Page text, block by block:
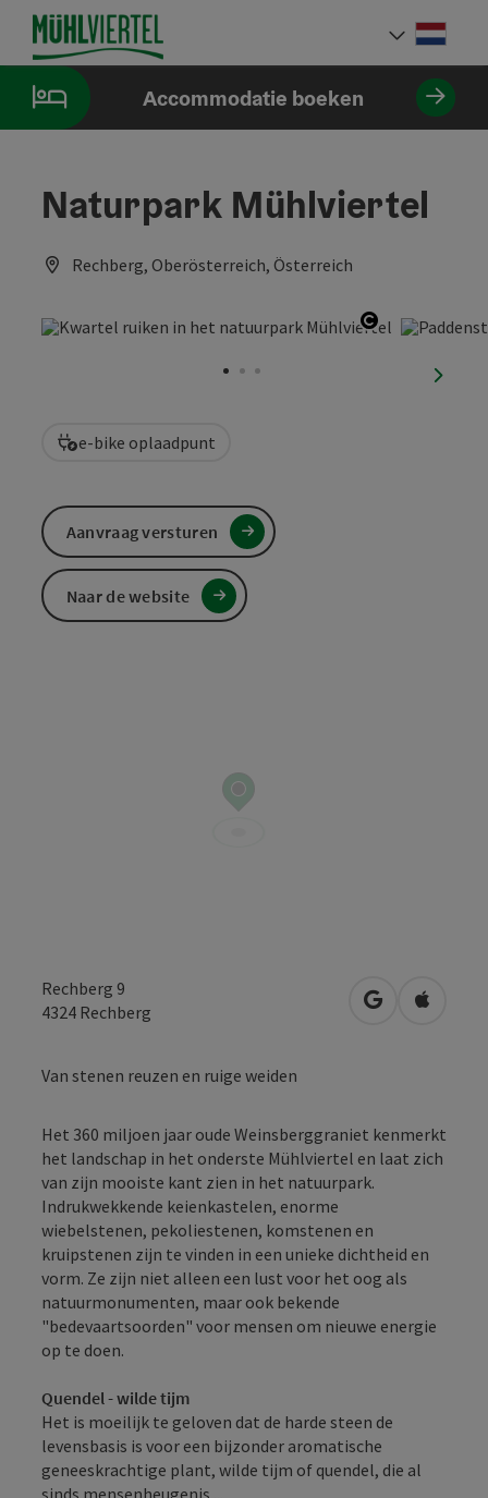
InhoudAccesskey
[0]
NavigatieAccesskey
[1]
PaginabeginAccesskey
[2]
Accommodatie boeken
Naturpark Mühlviertel
Rechberg, Oberösterreich, Österreich
e-bike oplaadpunt
Rechberg 9
4324 Rechberg Openen in
Van stenen reuzen en ruige weiden
Het 360 miljoen jaar oude Weinsberggraniet kenmerkt
het landschap in het onderste Mühlviertel en laat zich
van zijn mooiste kant zien in het natuurpark.
Indrukwekkende keienkastelen, enorme
wiebelstenen, pekoliestenen, komstenen en
kruipstenen zijn te vinden in een unieke dichtheid en
vorm. Ze zijn niet alleen een lust voor het oog als
natuurmonumenten, maar ook bekende
"bedevaartsoorden" voor mensen om nieuwe energie
op te doen.
Quendel - wilde tijm
Het is moeilijk te geloven dat de harde steen de
levensbasis is voor een bijzonder aromatische
geneeskrachtige plant, wilde tijm of quendel, die al
sinds mensenheugenis ...
Aanvraag versturen
Naar de website